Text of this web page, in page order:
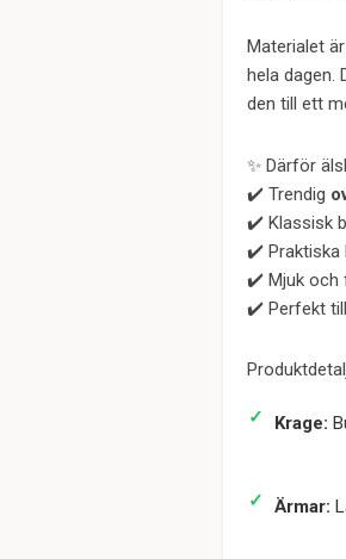
Materialet
hela dagen.
den till ett
✨ Därför
✔️ Trendig
✔️ Klassisk
✔️ Praktiska
✔️ Mjuk och
✔️ Perfekt
Krage:
Ärmar: